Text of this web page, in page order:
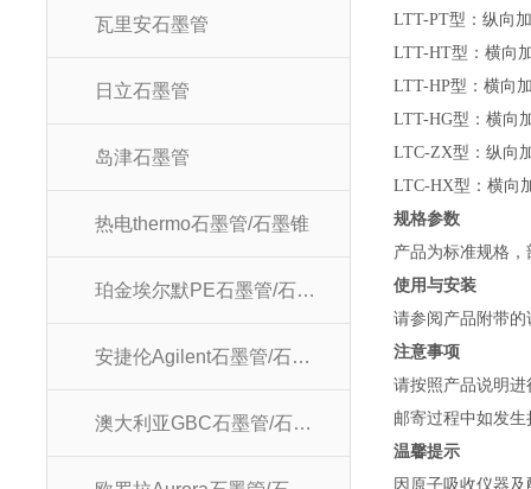
瓦里安石墨管
日立石墨管
岛津石墨管
热电thermo石墨管/石墨锥
珀金埃尔默PE石墨管/石墨锥
安捷伦Agilent石墨管/石墨锥
澳大利亚GBC石墨管/石墨锥
LTT-PT型：纵向
LTT-HT型：横向
LTT-HP型：横向
LTT-HG型：横向
LTC-ZX型：纵向
LTC-HX型：横向
规格参数
产品为标准规格
使用与安装
请参阅产品附带
注意事项
请按照产品说明
邮寄过程中如发
温馨提示
因原子吸收仪器